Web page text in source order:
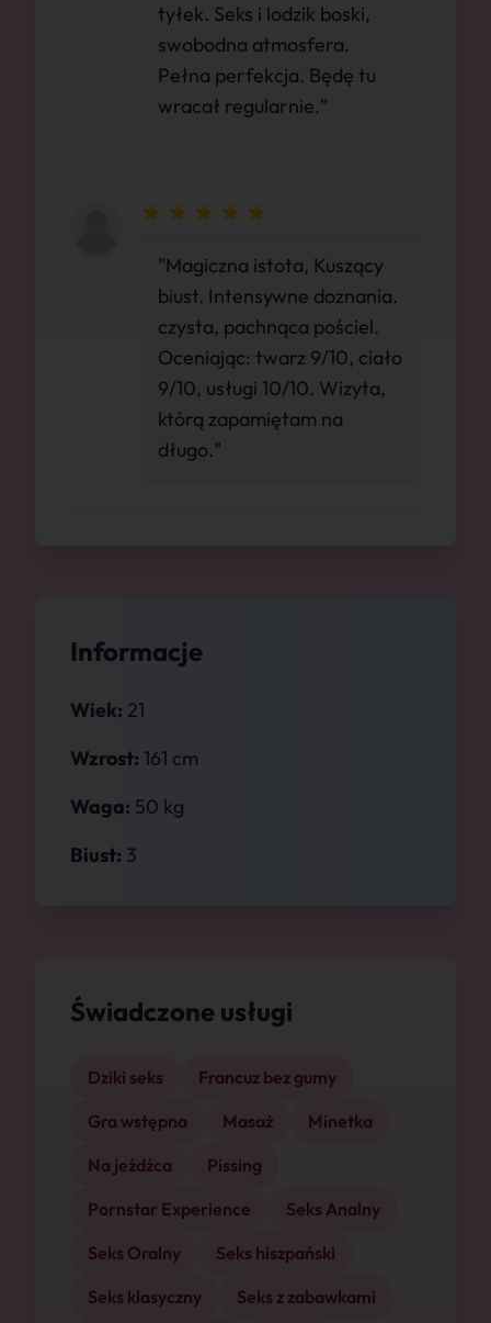
Informacje
Wiek: 21
Wzrost: 161 cm
Waga: 50 kg
Biust: 3
Świadczone usługi
Dziki seks
Francuz bez gumy
Gra wstępna
Masaż
Minetka
Na jeźdźca
Pissing
Pornstar Experience
Seks Analny
Seks Oralny
Seks hiszpański
Seks klasyczny
Seks z zabawkami
tyłek. Seks i lodzik boski,
swobodna atmosfera.
Pełna perfekcja. Będę tu
wracał regularnie."
"Magiczna istota, Kuszący
biust. Intensywne doznania.
czysta, pachnąca pościel.
Oceniając: twarz 9/10, ciało
9/10, usługi 10/10. Wizyta,
którą zapamiętam na
długo."